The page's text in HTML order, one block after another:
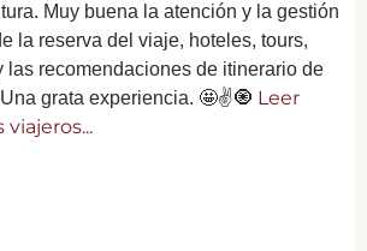
Muy buena la atención y la gestión
la reserva del viaje, hoteles, tours,
las recomendaciones de itinerario de
grata experiencia. 🤩✌️🧿 Leer